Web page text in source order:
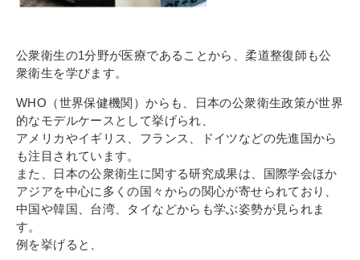
コラム
資料請求
教職員採用情報
その他
個人情報の取り扱いについて
公衆衛生の1分野が医療であることから、柔道整復師も公
衆衛生を学びます。
WHO（世界保健機関）からも、日本の公衆衛生政策が世界
的なモデルケースとして挙げられ、
アメリカやイギリス、フランス、ドイツなどの先進国から
も注目されています。
また、日本の公衆衛生に関する研究成果は、国際学会ほか
アジアを中心に多くの国々からの関心が寄せられており、
中国や韓国、台湾、タイなどからも学ぶ姿勢が見られま
す。
例を挙げると、